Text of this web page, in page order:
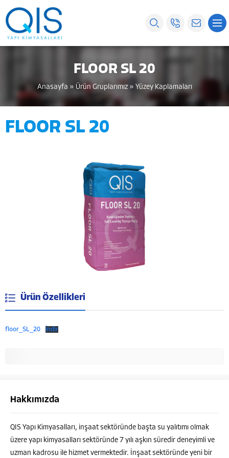
FLOOR SL 20
Anasayfa » Ürün Gruplarımız» Yüzey Kaplamaları
FLOOR SL 20
Ürün Özellikleri
floor_SL_20 İndir
Hakkımızda
QIS Yapı Kimyasalları, inşaat sektöründe başta su yalıtımı olmak
üzere yapı kimyasalları sektöründe 7 yılı aşkın süredir deneyimli ve
uzman kadrosu ile hizmet vermektedir. İnşaat sektöründe yeni bir
Müşteri Temsilcisi